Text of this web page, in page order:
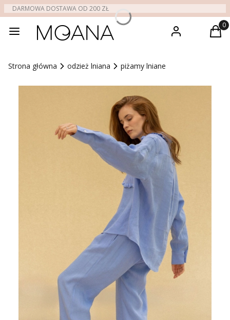
DARMOWA DOSTAWA OD 200 ZŁ
sklep Zaloguj się
Strona główna odzież lniana piżamy lniane